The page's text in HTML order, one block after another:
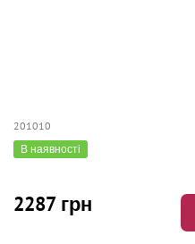
201010
В наявності
2287 грн